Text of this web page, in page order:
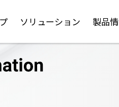
ソリューション 製品